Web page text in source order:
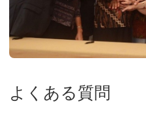
よくある質問